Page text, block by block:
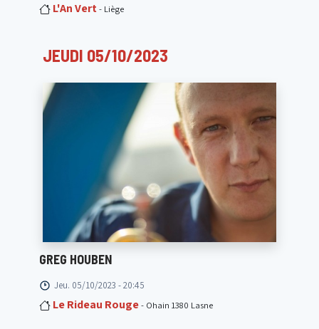
L'An Vert- Liège
JEUDI 05/10/2023
GREG HOUBEN
Jeu. 05/10/2023 - 20:45
Le Rideau Rouge- Ohain 1380 Lasne